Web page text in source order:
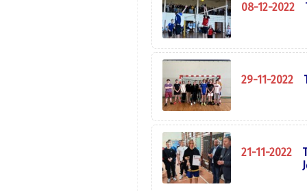
08-12-2022
29-11-2022
21-11-2022